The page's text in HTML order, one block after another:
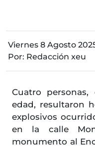
Viernes 8 Agosto 2025
Por: Redacción xeu
Cuatro
edad, resultaron
explosivos
en la calle
monumento al